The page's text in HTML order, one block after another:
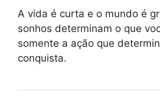
A vida é curta e o mundo é
sonhos determinam o que
somente a ação que
conquista.